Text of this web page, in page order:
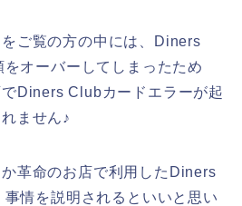
ご覧の方の中には、Diners
オーバーしてしまったため
Diners Clubカードエラーが起
ません♪
革命のお店で利用したDiners
情を説明されるといいと思い